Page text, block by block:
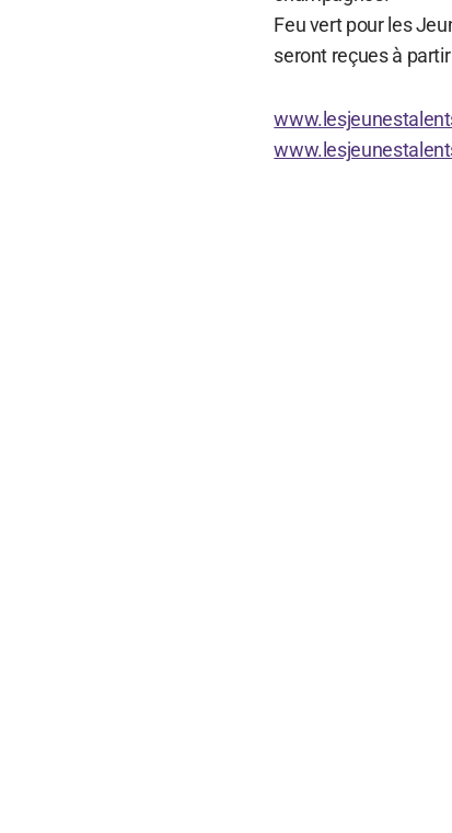
Feu vert pour les
seront reçues à